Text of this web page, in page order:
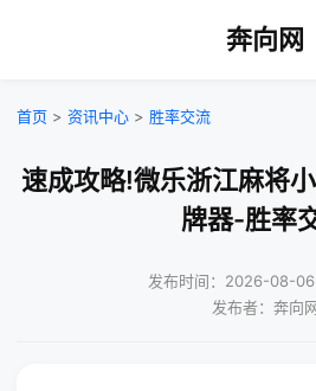
奔向网
首页 > 资讯中心 > 胜率交流
速成攻略!微乐浙江麻将
牌器-胜率
发布时间：2026-08-06
发布者：奔向